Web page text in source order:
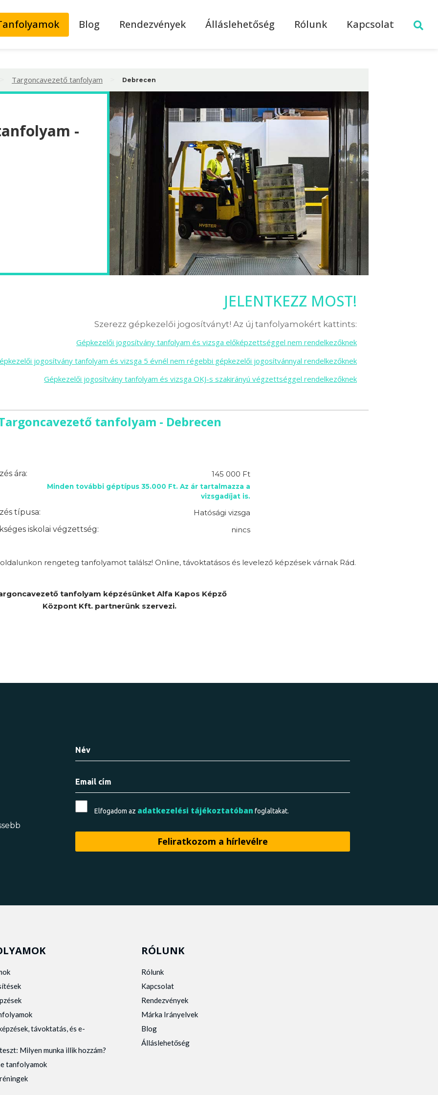
Blog Rendezvények Álláslehetőség Rólunk Kapcsolat
Targoncavezető tanfolyam Debrecen
-
JELENTKEZZ MOST!
Szerezz gépkezelői jogosítványt! Az új tanfolyamokért kattints:
Gépkezelői jogosítvány tanfolyam és vizsga előképzettséggel nem rendelkezőknek
jogosítvány tanfolyam és vizsga 5 évnél nem régebbi gépkezelői jogosítvánnyal rendelkezőknek
Gépkezelői jogosítvány tanfolyam és vizsga OKJ-s szakirányú végzettséggel rendelkezőknek
tanfolyam - Debrecen
ára: 145 000 Ft
Minden további géptípus 35.000 Ft. Az ár tartalmazza a
vizsgadíjat is.
típusa:
Hatósági vizsga
iskolai végzettség:
nincs
rengeteg tanfolyamot találsz! Online, távoktatásos és levelező képzések várnak Rád.
tanfolyam képzésünket Alfa Kapos Képző
Központ Kft. partnerünk szervezi.
Elfogadom az adatkezelési tájékoztatóban foglaltakat.
távoktatás, és e-
Milyen munka illik hozzám?
tanfolyamok
RÓLUNK
Rólunk
Kapcsolat
Rendezvények
Márka Irányelvek
Blog
Álláslehetőség